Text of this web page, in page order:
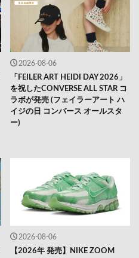
2026-08-06
「FEILER ART HEIDI DAY 2026」
を祝したCONVERSE ALL STAR コ
ラボが発売 (フェイラーアート ハ
イジの日 コンバース オールスタ
ー)
2026-08-06
【2026年 発売】NIKE ZOOM